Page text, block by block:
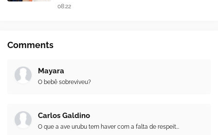
08:22
Comments
Mayara
O bebê sobreviveu?
Carlos Galdino
O que a ave urubu tem haver com a falta de respeit...